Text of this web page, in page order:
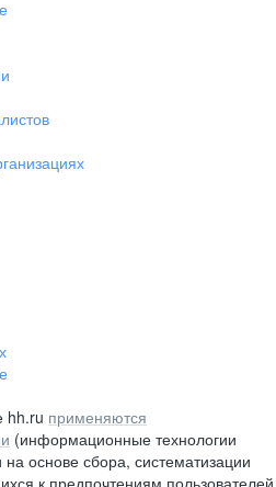
hh.ru применяются
(информационные технологии
основе сбора, систематизации
к предпочтениям пользователей